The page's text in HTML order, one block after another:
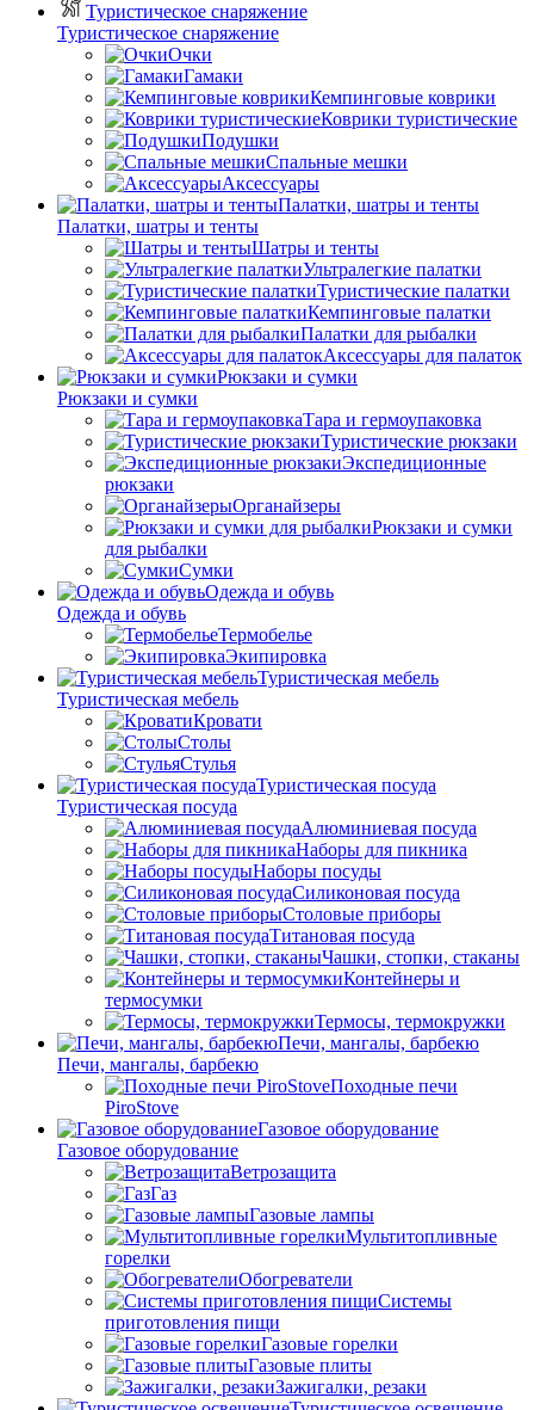
Туристическое снаряжение
Туристическое снаряжение
Очки
Гамаки
Кемпинговые коврики
Коврики туристические
Подушки
Спальные мешки
Аксессуары
Палатки, шатры и тенты
Палатки, шатры и тенты
Шатры и тенты
Ультралегкие палатки
Туристические палатки
Кемпинговые палатки
Палатки для рыбалки
Аксессуары для палаток
Рюкзаки и сумки
Рюкзаки и сумки
Тара и гермоупаковка
Туристические рюкзаки
Экспедиционные
рюкзаки
Органайзеры
Рюкзаки и сумки
для рыбалки
Сумки
Одежда и обувь
Одежда и обувь
Термобелье
Экипировка
Туристическая мебель
Туристическая мебель
Кровати
Столы
Стулья
Туристическая посуда
Туристическая посуда
Алюминиевая посуда
Наборы для пикника
Наборы посуды
Силиконовая посуда
Столовые приборы
Титановая посуда
Чашки, стопки, стаканы
Контейнеры и
термосумки
Термосы, термокружки
Печи, мангалы, барбекю
Печи, мангалы, барбекю
Походные печи
PiroStove
Газовое оборудование
Газовое оборудование
Ветрозащита
Газ
Газовые лампы
Мультитопливные
горелки
Обогреватели
Системы
приготовления пищи
Газовые горелки
Газовые плиты
Зажигалки, резаки